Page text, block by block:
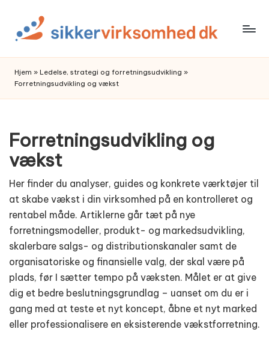
content
Hjem » Ledelse, strategi og forretningsudvikling »
Forretningsudvikling og vækst
Forretningsudvikling og
vækst
Her finder du analyser, guides og konkrete værktøjer til
at skabe vækst i din virksomhed på en kontrolleret og
rentabel måde. Artiklerne går tæt på nye
forretningsmodeller, produkt- og markedsudvikling,
skalerbare salgs- og distributionskanaler samt de
organisatoriske og finansielle valg, der skal være på
plads, før I sætter tempo på væksten. Målet er at give
dig et bedre beslutningsgrundlag – uanset om du er i
gang med at teste et nyt koncept, åbne et nyt marked
eller professionalisere en eksisterende vækstforretning.